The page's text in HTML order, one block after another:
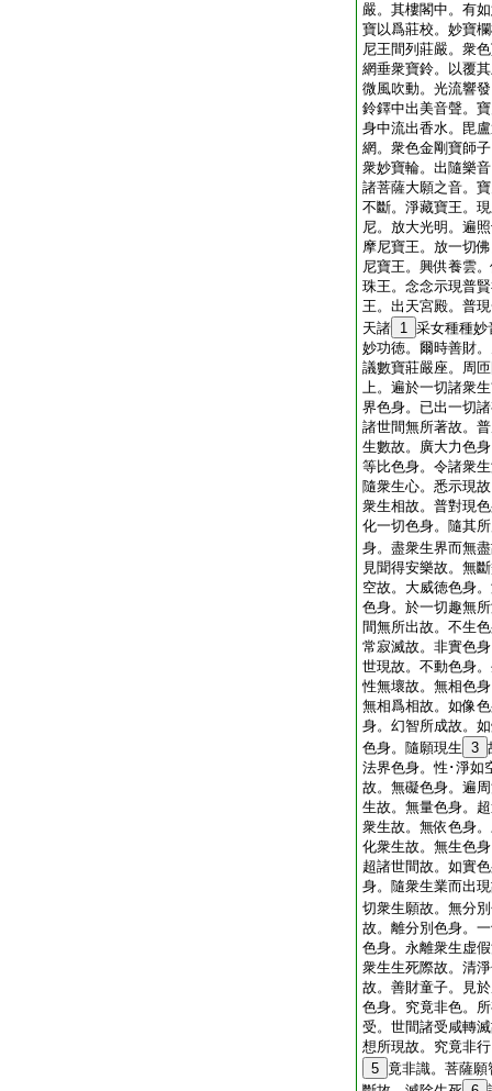
嚴。其樓閣中。有
寶以爲莊校。妙寶
尼王間列莊嚴。衆
網垂衆寶鈴。以覆
微風吹動。光流響
鈴鐸中出美音聲。
身中流出香水。毘
網。衆色金剛寶師
衆妙寶輪。出隨樂
諸菩薩大願之音。
不斷。淨藏寶王。
尼。放大光明。遍
摩尼寶王。放一切
尼寶王。興供養雲
珠王。念念示現普
王。出天宮殿。普
天諸 1 采女種種妙
妙功徳。爾時善財
議數寶莊嚴座。周
上。遍於一切諸衆
界色身。已出一切
諸世間無所著故。
生數故。廣大力色
等比色身。令諸衆
隨衆生心。悉示現
衆生相故。普對現
化一切色身。隨其
身。盡衆生界而無
見聞得安樂故。無
空故。大威徳色身
色身。於一切趣無
間無所出故。不生
常寂滅故。非實色
世現故。不動色身
性無壞故。無相色
無相爲相故。如像
身。幻智所成故。
色身。隨願現生 3
法界色身。性･淨如
故。無礙色身。遍
生故。無量色身。
衆生故。無依色身
化衆生故。無生色
超諸世間故。如實
身。隨衆生業而出
切衆生願故。無分
故。離分別色身。
色身。永離衆生虚
衆生生死際故。清
故。善財童子。見
色身。究竟非色。
受。世間諸受咸轉
想所現故。究竟非
5 竟非識。菩薩